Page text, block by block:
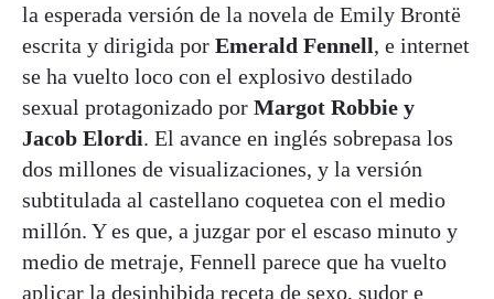
la esperada versión de la novela de Emily Brontë
escrita y dirigida por Emerald Fennell, e internet
se ha vuelto loco con el explosivo destilado
sexual protagonizado por Margot Robbie y
Jacob Elordi. El avance en inglés sobrepasa los
dos millones de visualizaciones, y la versión
subtitulada al castellano coquetea con el medio
millón. Y es que, a juzgar por el escaso minuto y
medio de metraje, Fennell parece que ha vuelto
aplicar la desinhibida receta de sexo, sudor e